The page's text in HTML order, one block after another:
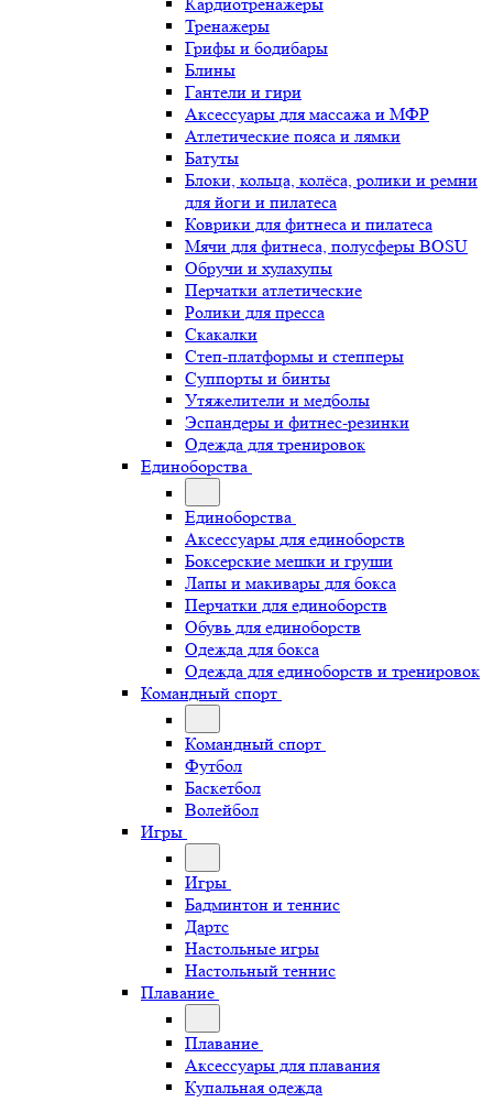
Тренажеры
Грифы и бодибары
Блины
Гантели и гири
Аксессуары для массажа и МФР
Атлетические пояса и лямки
Батуты
Блоки, кольца, колёса, ролики и ремни
для йоги и пилатеса
Коврики для фитнеса и пилатеса
Мячи для фитнеса, полусферы BOSU
Обручи и хулахупы
Перчатки атлетические
Ролики для пресса
Скакалки
Степ-платформы и степперы
Суппорты и бинты
Утяжелители и медболы
Эспандеры и фитнес-резинки
Одежда для тренировок
Единоборства
Единоборства
Аксессуары для единоборств
Боксерские мешки и груши
Лапы и макивары для бокса
Перчатки для единоборств
Обувь для единоборств
Одежда для бокса
Одежда для единоборств и тренировок
Командный спорт
Командный спорт
Футбол
Баскетбол
Волейбол
Игры
Игры
Бадминтон и теннис
Дартс
Настольные игры
Настольный теннис
Плавание
Плавание
Аксессуары для плавания
Купальная одежда